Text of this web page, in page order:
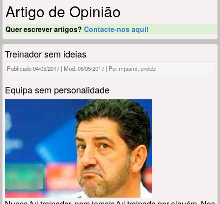
Artigo de Opinião
Quer escrever artigos? Contacte-nos aqui!
Treinador sem ideias
Publicado 04/05/2017 | Mod. 05/05/2017 | Por mjsami, ondebi
Equipa sem personalidade